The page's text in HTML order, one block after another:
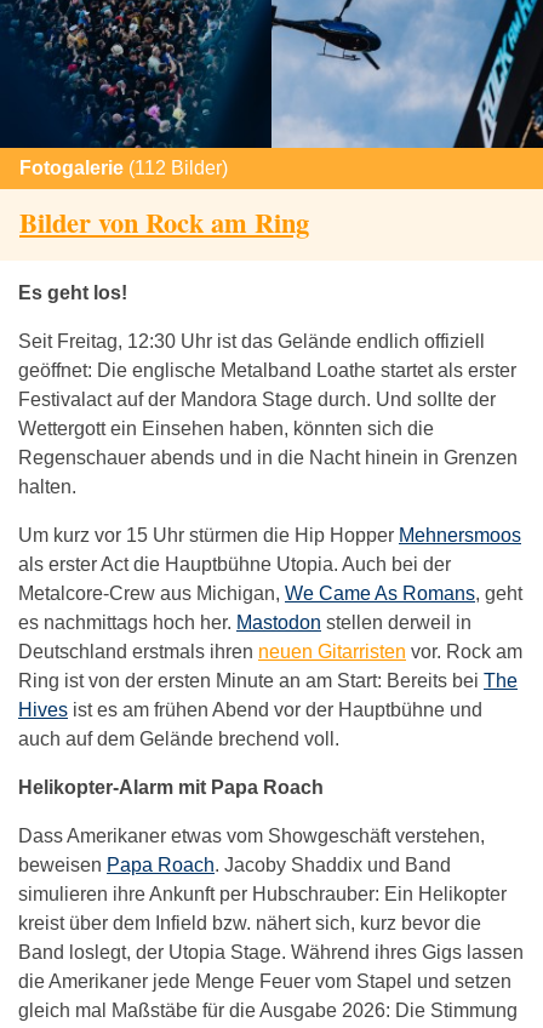
Fotogalerie (112 Bilder)
Bilder von Rock am Ring
Es geht los!
Seit Freitag, 12:30 Uhr ist das Gelände endlich offiziell
geöffnet: Die englische Metalband Loathe startet als erster
Festivalact auf der Mandora Stage durch. Und sollte der
Wettergott ein Einsehen haben, könnten sich die
Regenschauer abends und in die Nacht hinein in Grenzen
halten.
Um kurz vor 15 Uhr stürmen die Hip Hopper Mehnersmoos
als erster Act die Hauptbühne Utopia. Auch bei der
Metalcore-Crew aus Michigan, We Came As Romans, geht
es nachmittags hoch her. Mastodon stellen derweil in
Deutschland erstmals ihren neuen Gitarristen vor. Rock am
Ring ist von der ersten Minute an am Start: Bereits bei The
Hives ist es am frühen Abend vor der Hauptbühne und
auch auf dem Gelände brechend voll.
Helikopter-Alarm mit Papa Roach
Dass Amerikaner etwas vom Showgeschäft verstehen,
beweisen Papa Roach. Jacoby Shaddix und Band
simulieren ihre Ankunft per Hubschrauber: Ein Helikopter
kreist über dem Infield bzw. nähert sich, kurz bevor die
Band loslegt, der Utopia Stage. Während ihres Gigs lassen
die Amerikaner jede Menge Feuer vom Stapel und setzen
gleich mal Maßstäbe für die Ausgabe 2026: Die Stimmung